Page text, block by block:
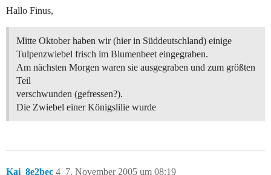
Hallo Finus,
Mitte Oktober haben wir (hier in Süddeutschland) einige
Tulpenzwiebel frisch im Blumenbeet eingegraben.
Am nächsten Morgen waren sie ausgegraben und zum größten
Teil
verschwunden (gefressen?).
Die Zwiebel einer Königslilie wurde
Kai_8e2bec 7. November 2005 um 08:19
4